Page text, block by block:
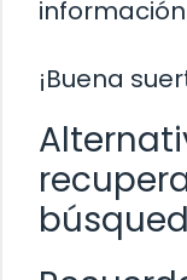
¡Buena